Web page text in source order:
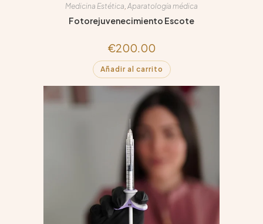
Medicina Estética, Aparatología médica
Fotorejuvenecimiento Escote
€200.00
Añadir al carrito